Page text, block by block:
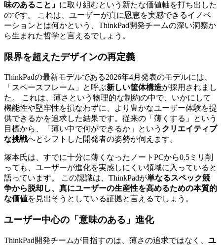
味のあること」 に取り組むという新たな価値軸を打ち出した
のです。 これは、ユーザーが真に恩恵を実感できるイノベ
ーションとは何かという、ThinkPad開発チームの深い洞察か
ら生まれた哲学と言えるでしょう。
限界を超えたデザインの再定義
ThinkPadの最新モデルである2026年4月発表のモデルには、
「スペースフレーム」と呼ぶ新しい筐体構造が採用されまし
た。 これは、薄さという物理的な制約の中で、いかにして
機能性や堅牢性を損なわずに、より豊かなユーザー体験を提
供できるかを追求した結果です。従来の「薄くする」という
目標から、「薄い中で何ができるか」という クリエイティブ
な挑戦へとシフトした開発者の姿勢が伺えます。
塚本氏は、すでに十分に薄くなったノートPCから0.5ミリ削
っても、ユーザーが進化を実感しにくい領域に入っていると
語っています。 この認識は、ThinkPadが単なるスペック競
争から脱却し、真にユーザーの生産性を高めるための本質的
な価値を見出そうとしている証拠と言えるでしょう。
ユーザー中心の「意味のある」進化
ThinkPad開発チームが目指すのは、薄さの追求ではなく、 ユ